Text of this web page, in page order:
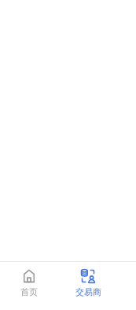
首页 交易商